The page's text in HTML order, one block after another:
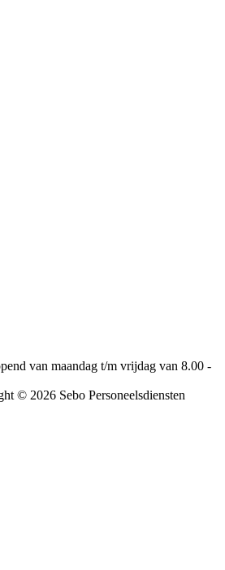
van maandag t/m vrijdag van 8.00 -
© 2026 Sebo Personeelsdiensten